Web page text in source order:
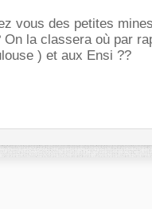
vous des petites
On la classera où par
) et aux Ensi ??